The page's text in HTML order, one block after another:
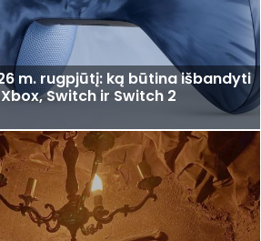
m. rugpjūtį: ką būtina išbandyti
Xbox, Switch ir Switch 2